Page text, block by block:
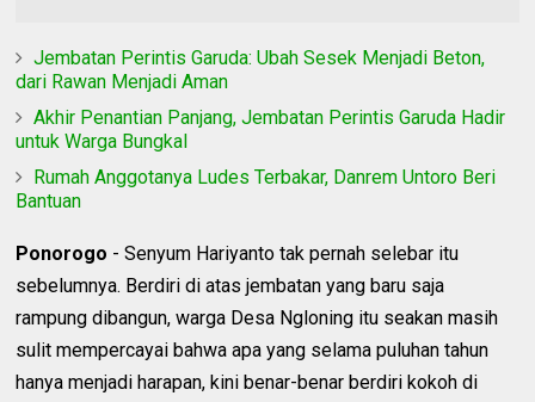
Jembatan Perintis Garuda: Ubah Sesek Menjadi Beton,
dari Rawan Menjadi Aman
Akhir Penantian Panjang, Jembatan Perintis Garuda Hadir
untuk Warga Bungkal
Rumah Anggotanya Ludes Terbakar, Danrem Untoro Beri
Bantuan
Ponorogo - Senyum Hariyanto tak pernah selebar itu
sebelumnya. Berdiri di atas jembatan yang baru saja
rampung dibangun, warga Desa Ngloning itu seakan masih
sulit mempercayai bahwa apa yang selama puluhan tahun
hanya menjadi harapan, kini benar-benar berdiri kokoh di